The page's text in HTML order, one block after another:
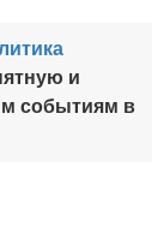
и
событиям в